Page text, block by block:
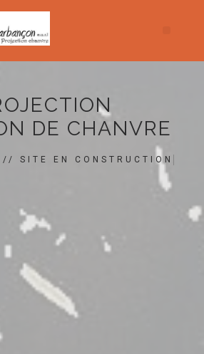
DE CHANVRE
SITE EN CONSTRUCTION